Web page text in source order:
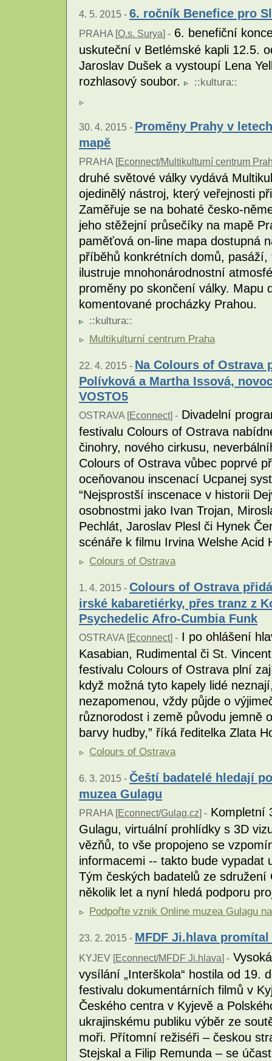
4. 5. 2015 - 6. ročník Benefice pro
PRAHA [O.s. Surya] - 6. benefiční
uskuteční v Betlémské kapli 12.5.
Jaroslav Dušek a vystoupí Lena
rozhlasový soubor.
::kultura::
30. 4. 2015 - Proměny Prahy v
mapě
PRAHA [Econnect/Multikulturní centrum
druhé světové války vydává
ojedinělý nástroj, který veřejnosti
Zaměřuje se na bohaté česko-
jeho stěžejní průsečíky na mapě
paměťová on-line mapa dostupná
příběhů konkrétních domů,
ilustruje mnohonárodnostní
proměny po skončení války. Mapu
komentované procházky Prahou.
::kultura::
Multikulturní centrum Praha
22. 4. 2015 - Na Colours of Ostrava
Polívková a Martha Issová,
VOSTO5
OSTRAVA [Econnect] - Divadelní
festivalu Colours of Ostrava
činohry, nového cirkusu,
Colours of Ostrava vůbec poprvé
oceňovanou inscenací Ucpanej
“Nejsprostší inscenace v historii
osobnostmi jako Ivan Trojan,
Pechlát, Jaroslav Plesl či Hynek
scénáře k filmu Irvina Welshe Acid
Colours of Ostrava
1. 4. 2015 - Colours of Ostrava
irské kabaretiérky, přes tranz z
Psychedelic Afro-Cumbia Funk
OSTRAVA [Econnect] - I po ohlášení
Kasabian, Rudimental či St.
festivalu Colours of Ostrava plní
když možná tyto kapely lidé
nezapomenou, vždy půjde o
různorodost i země původu jemně
barvy hudby,” říká ředitelka Zlata
Colours of Ostrava
6. 3. 2015 - Čeští badatelé hledají
muzea Gulagu
PRAHA [Econnect/Gulag.cz] - Kompletní
Gulagu, virtuální prohlídky s 3D
vězňů, to vše propojeno se
informacemi -- takto bude vypadat
Tým českých badatelů ze
několik let a nyní hledá podporu
Podpořte vznik Online muzea Gulagu
23. 2. 2015 - MFDF Ji.hlava
KYJEV [Econnect/MFDF Ji.hlava] -
vysílání „Interškola“ hostila od 19.
festivalu dokumentárních filmů v
Českého centra v Kyjevě a
ukrajinskému publiku výběr ze
moři. Přítomní režiséři – českou
Stejskal a Filip Remunda – se